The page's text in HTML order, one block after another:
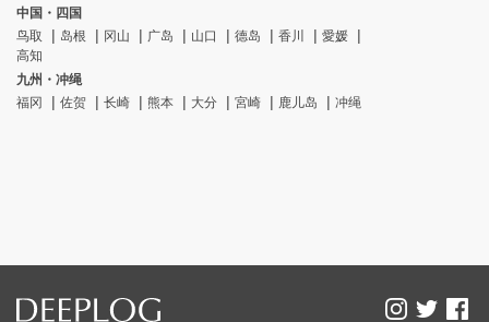
中国・四国
鸟取
岛根 冈山 广岛 山口 德岛 香川
愛媛
高知
九州・冲绳
福冈
佐贺 长崎 熊本 大分 宮崎 鹿儿岛 冲绳